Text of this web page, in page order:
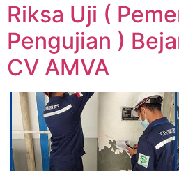
Riksa Uji (
Pengujian )
CV AMVA